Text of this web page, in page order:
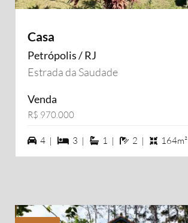
Casa
Petrópolis / RJ
Estrada da Saudade
Venda
R$ 970.000
4 vagas na garagem
4 | 3 dormiórios
3 | 1 suítes
1 | 2 banheiros
2 | 164m²